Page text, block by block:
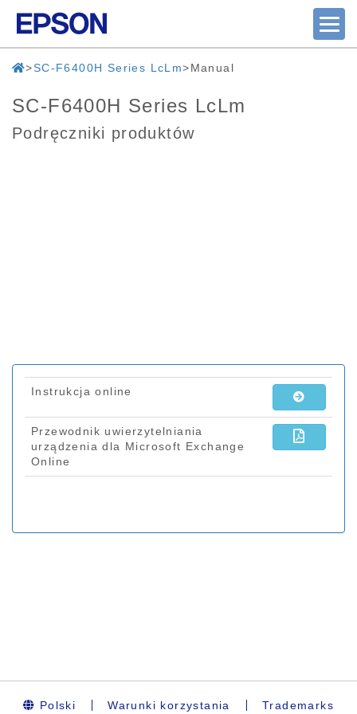
SC-F6400H Series LcLm Manual
SC-F6400H Series LcLm
Podręczniki produktów
Polski Warunki korzystania Trademarks